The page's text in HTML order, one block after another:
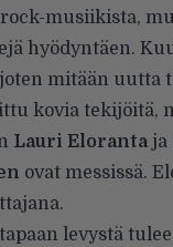
musiikista,
hyödyntäen.
mitään uutta
kovia tekijöitä,
Lauri Eloranta ja
ovat messissä.
levystä